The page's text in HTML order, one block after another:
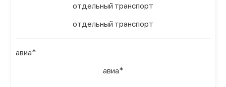
отдельный транспорт
отдельный транспорт
авиа*
авиа*